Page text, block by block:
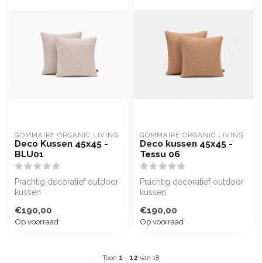
GOMMAIRE ORGANIC LIVING
Deco Kussen 45x45 -
BLU01
Prachtig decoratief outdoor
kussen
€190,00
Op voorraad
GOMMAIRE ORGANIC LIVING
Deco kussen 45x45 -
Tessu 06
Prachtig decoratief outdoor
kussen
€190,00
Op voorraad
Toon 1 - 12 van 18